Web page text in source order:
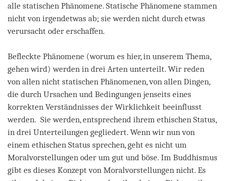
alle statischen Phänomene. Statische Phänomene stammen
nicht von irgendetwas ab; sie werden nicht durch etwas
verursacht oder erschaffen.
Befleckte Phänomene (worum es hier, in unserem Thema,
gehen wird) werden in drei Arten unterteilt. Wir reden
von allen nicht statischen Phänomenen, von allen Dingen,
die durch Ursachen und Bedingungen jenseits eines
korrekten Verständnisses der Wirklichkeit beeinflusst
werden. Sie werden, entsprechend ihrem ethischen Status,
in drei Unterteilungen gegliedert. Wenn wir nun von
einem ethischen Status sprechen, geht es nicht um
Moralvorstellungen oder um gut und böse. Im Buddhismus
gibt es dieses Konzept von Moralvorstellungen nicht. Es